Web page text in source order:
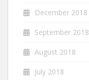
December 2018
September 2018
August 2018
July 2018